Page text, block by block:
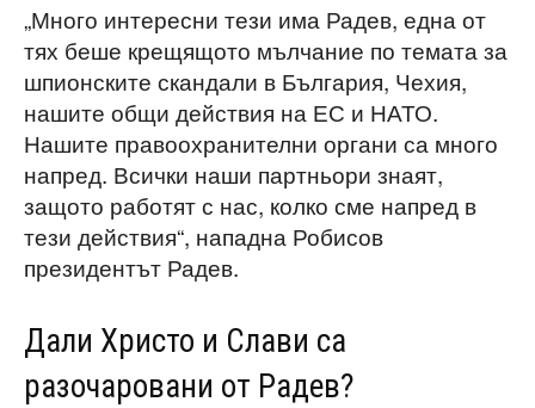
„Много интересни тези има Радев, една от
тях беше крещящото мълчание по темата за
шпионските скандали в България, Чехия,
нашите общи действия на ЕС и НАТО.
Нашите правоохранителни органи са много
напред. Всички наши партньори знаят,
защото работят с нас, колко сме напред в
тези действия“, нападна Робисов
президентът Радев.
Дали Христо и Слави са
разочаровани от Радев?